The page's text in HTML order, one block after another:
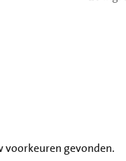
voorkeuren gevonden.